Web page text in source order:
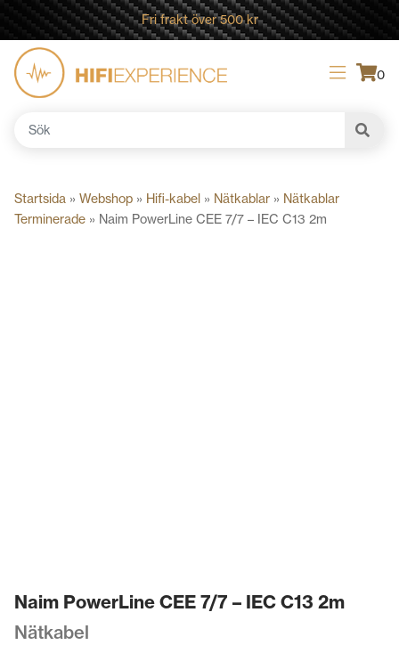
Fri frakt över 500 kr
0
Sök
Startsida » Webshop » Hifi-kabel » Nätkablar » Nätkablar
Terminerade » Naim PowerLine CEE 7/7 – IEC C13 2m
Naim PowerLine CEE 7/7 – IEC C13 2m
Nätkabel